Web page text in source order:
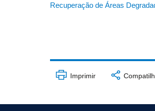
Recuperação de Áreas
Imprimir